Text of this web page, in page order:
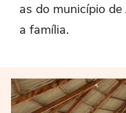
as do município de
a família.